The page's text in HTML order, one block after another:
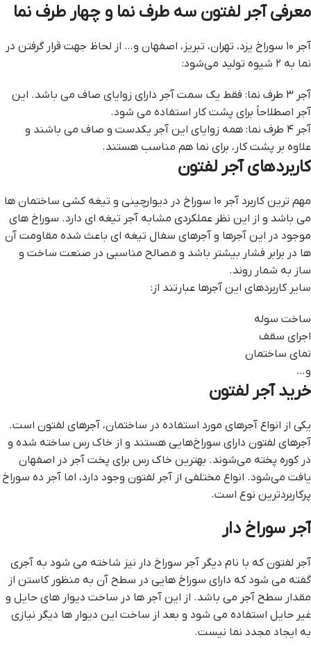
معرفی آجر لفتون سه طرف نما و چهار طرف نما
آجر ۱۰ سوراخ یزد، تهران، تبریز، اصفهان و… از لحاظ جهت قرار گرفتن در
نما به ۲ شیوه تولید می‌شود:
آجر ۳ طرف نما: فقط یک سمت آجر دارای زوایای صاف می باشد. این
آجر اصطلاحاً برای پشت کار استفاده می شود.
آجر ۴ طرف نما: همه زوایای این آجر یکدست و صاف می باشند و
علاوه بر پشت کار، برای نما هم مناسب هستند.
کاربردهای آجر لفتون
مهم ترین کاربرد آجر ۱۰ سوراخ در دیوارچینی و تیغه کشی ساختمان ها
می باشد و از این نظر عملکردی مشابه آجر تیغه ای دارد. سوراخ های
موجود در این آجرها و آجرهای سفال تیغه ای باعث شده مقاومت آن
ها در برابر فشار بیشتر باشد و مصالح مناسبی در صنعت ساخت و
ساز به شمار روند.
سایر کاربردهای این آجرها عبارتند از:
ساخت سوله
اجرای سقف
نمای ساختمان
و…
خرید آجر لفتون
یکی از انواع آجرهای مورد استفاده در ساختمان، آجرهای لفتون است.
آجرهای لفتون دارای سوراخ‌هایی هستند و از خاک رس ساخته شده و
در کوره پخته می‌شوند. بهترین خاک رس برای پخت آجر در اصفهان
یافت می‌شود. انواع مختلفی از آجر لفتون وجود دارد، اما آجر ده سوراخ
پرکاربردترین نوع است.
آجر سوراخ دار
آجر لفتون که با نام دیگر آجر سوراخ دار نیز شاخته می شود به آجری
گفته می شود که دارای سوراخ هایی در سطح آن به منظور کاستن از
مقدار سطح آجر می باشد. از این آجر ها در ساخت دیوار های حایل و
غیر حایل استفاده می شود و بعد از ساخت این دیوار ها دیگر نیازی
به ایجاد مجدد نما نیست.